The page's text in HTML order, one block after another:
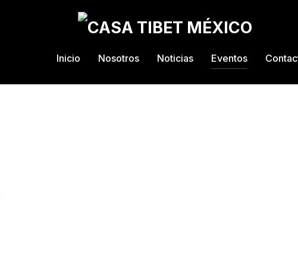
Inicio Nosotros Noticias Eventos